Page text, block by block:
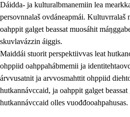
Dáidda- ja kulturalbmanemiin lea
persovnnalaš ovdáneapmái. Kultuvrralaš
oahppit galget beassat muosáhit
skuvlavázzin áiggis.
Maiddái stuorit perspektiivvas leat
ohppiid oahppahábmemii ja
árvvusatnit ja arvvosmahttit ohppiid
hutkannávccaid, ja oahppit galget beassat
hutkannávccaid olles vuođđooahpahusas.